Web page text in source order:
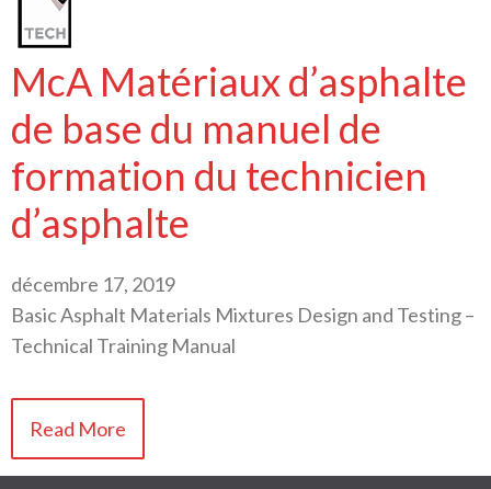
McA Matériaux d’asphalte
de base du manuel de
formation du technicien
d’asphalte
décembre 17, 2019
Basic Asphalt Materials Mixtures Design and Testing –
Technical Training Manual
Read More